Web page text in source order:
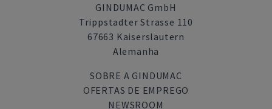
GINDUMAC GmbH
Trippstadter Strasse 110
67663 Kaiserslautern
Alemanha
SOBRE A GINDUMAC
OFERTAS DE EMPREGO
NEWSROOM